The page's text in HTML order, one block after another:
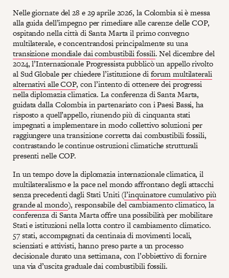
Nelle giornate del 28 e 29 aprile 2026, la Colombia si è messa
alla guida dell’impegno per rimediare alle carenze delle COP,
ospitando nella città di Santa Marta il primo convegno
multilaterale, e concentrandosi principalmente su una
transizione mondiale dai combustibili fossili. Nel dicembre del
2024, l’Internazionale Progressista pubblicò un appello rivolto
al Sud Globale per chiedere l’istituzione diforum multilaterali
alternativi alle COP, con l’intento di ottenere dei progressi
nella diplomazia climatica. La conferenza di Santa Marta,
guidata dalla Colombia in partenariato con i Paesi Bassi, ha
risposto a quell’appello, riunendo più di cinquanta stati
impegnati a implementare in modo collettivo soluzioni per
raggiungere una transizione corretta dai combustibili fossili,
contrastando le continue ostruzioni climatiche strutturali
presenti nelle COP.
In un tempo dove la diplomazia internazionale climatica, il
multilateralismo e la pace nel mondo affrontano degli attacchi
senza precedenti dagli Stati Uniti (l’inquinatore cumulativo più
grande al mondo), responsabile del cambiamento climatico, la
conferenza di Santa Marta offre una possibilità per mobilitare
Stati e istituzioni nella lotta contro il cambiamento climatico.
57 stati, accompagnati da centinaia di movimenti locali,
scienziati e attivisti, hanno preso parte a un processo
decisionale durato una settimana, con l’obbiettivo di fornire
una via d’uscita graduale dai combustibili fossili.